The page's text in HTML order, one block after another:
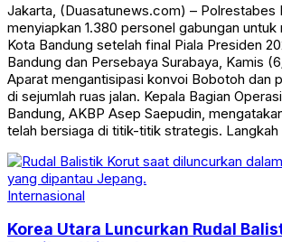
Jakarta, (Duasatunews.com) – Polrestabes
menyiapkan 1.380 personel gabungan untuk
Kota Bandung setelah final Piala Presiden
Bandung dan Persebaya Surabaya, Kamis
Aparat mengantisipasi konvoi Bobotoh dan
di sejumlah ruas jalan. Kepala Bagian
Bandung, AKBP Asep Saepudin,
telah bersiaga di titik-titik strategis.
Internasional
Korea Utara Luncurkan Rudal